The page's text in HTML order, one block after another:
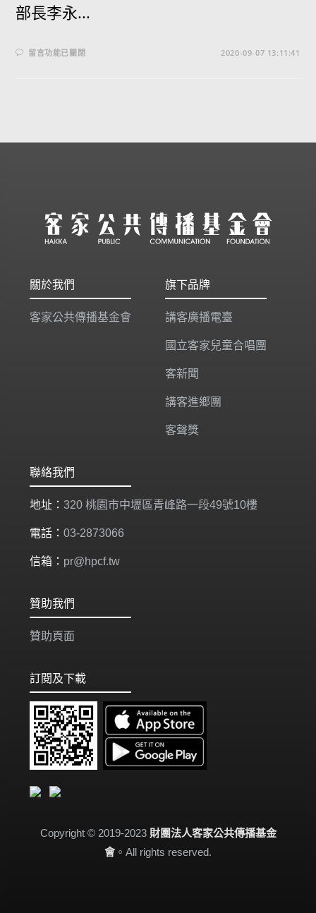
部長李永...
留言功能已關閉 2020-09-07 13:11:41
關於我們
客家公共傳播基金會
旗下品牌
講客廣播電臺
國立客家兒童合唱團
客新聞
講客進鄉團
客聲獎
聯絡我們
地址： 320 桃園市中壢區青峰路一段49號10樓
電話： 03-2873066
信箱： pr@hpcf.tw
贊助我們
贊助頁面
訂閱及下載
Copyright © 2019-2023 財團法人客家公共傳播基金
會。All rights reserved.